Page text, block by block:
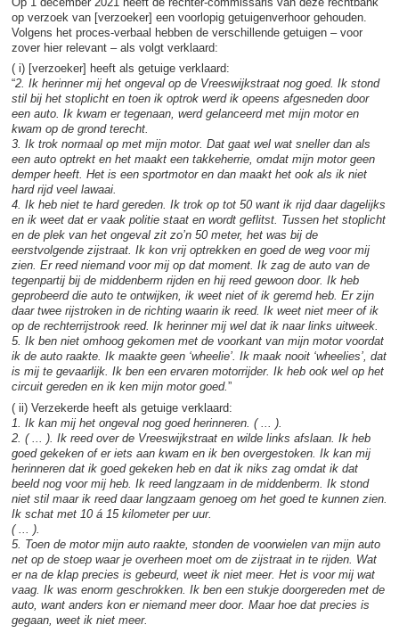
op verzoek van [verzoeker] een voorlopig getuigenverhoor gehouden.
Volgens het proces-verbaal hebben de verschillende getuigen – voor
zover hier relevant – als volgt verklaard:
( i) [verzoeker] heeft als getuige verklaard:
“2. Ik herinner mij het ongeval op de Vreeswijkstraat nog goed. Ik stond
stil bij het stoplicht en toen ik optrok werd ik opeens afgesneden door
een auto. Ik kwam er tegenaan, werd gelanceerd met mijn motor en
kwam op de grond terecht.
3. Ik trok normaal op met mijn motor. Dat gaat wel wat sneller dan als
een auto optrekt en het maakt een takkeherrie, omdat mijn motor geen
demper heeft. Het is een sportmotor en dan maakt het ook als ik niet
hard rijd veel lawaai.
4. Ik heb niet te hard gereden. Ik trok op tot 50 want ik rijd daar dagelijks
en ik weet dat er vaak politie staat en wordt geflitst. Tussen het stoplicht
en de plek van het ongeval zit zo’n 50 meter, het was bij de
eerstvolgende zijstraat. Ik kon vrij optrekken en goed de weg voor mij
zien. Er reed niemand voor mij op dat moment. Ik zag de auto van de
tegenpartij bij de middenberm rijden en hij reed gewoon door. Ik heb
geprobeerd die auto te ontwijken, ik weet niet of ik geremd heb. Er zijn
daar twee rijstroken in de richting waarin ik reed. Ik weet niet meer of ik
op de rechterrijstrook reed. Ik herinner mij wel dat ik naar links uitweek.
5. Ik ben niet omhoog gekomen met de voorkant van mijn motor voordat
ik de auto raakte. Ik maakte geen ‘wheelie’. Ik maak nooit ‘wheelies’, dat
is mij te gevaarlijk. Ik ben een ervaren motorrijder. Ik heb ook wel op het
circuit gereden en ik ken mijn motor goed.”
( ii) Verzekerde heeft als getuige verklaard:
1. Ik kan mij het ongeval nog goed herinneren. ( ... ).
2. ( ... ). Ik reed over de Vreeswijkstraat en wilde links afslaan. Ik heb
goed gekeken of er iets aan kwam en ik ben overgestoken. Ik kan mij
herinneren dat ik goed gekeken heb en dat ik niks zag omdat ik dat
beeld nog voor mij heb. Ik reed langzaam in de middenberm. Ik stond
niet stil maar ik reed daar langzaam genoeg om het goed te kunnen zien.
Ik schat met 10 á 15 kilometer per uur.
( ... ).
5. Toen de motor mijn auto raakte, stonden de voorwielen van mijn auto
net op de stoep waar je overheen moet om de zijstraat in te rijden. Wat
er na de klap precies is gebeurd, weet ik niet meer. Het is voor mij wat
vaag. Ik was enorm geschrokken. Ik ben een stukje doorgereden met de
auto, want anders kon er niemand meer door. Maar hoe dat precies is
gegaan, weet ik niet meer.